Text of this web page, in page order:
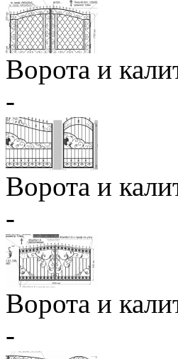
Ворота и
-
Ворота и
-
Ворота и
-